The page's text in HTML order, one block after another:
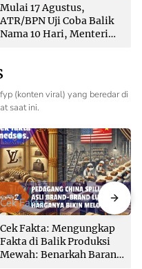
Mulai 17 Agustus,
ATR/BPN Uji Coba Balik
Nama 10 Hari, Menteri
(konten viral) yang beredar di
saat ini.
Cek Fakta
Cek Fakta: Mengungkap
Fakta di Balik Produksi
Mewah: Benarkah Barang